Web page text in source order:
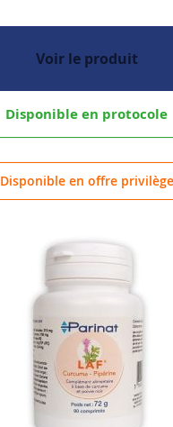
Voir le produit
Disponible en protocole
Disponible en offre privilège